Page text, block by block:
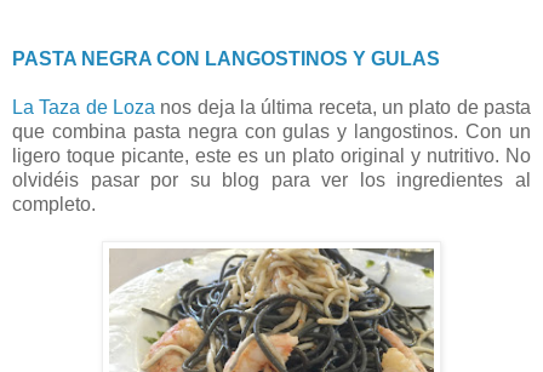
PASTA NEGRA CON LANGOSTINOS Y GULAS
La Taza de Loza nos deja la última receta, un plato de pasta
que combina pasta negra con gulas y langostinos. Con un
ligero toque picante, este es un plato original y nutritivo. No
olvidéis pasar por su blog para ver los ingredientes al
completo.